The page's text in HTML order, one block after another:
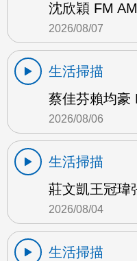
沈欣穎 FM AM
2026/08/07
生活掃描
蔡佳芬賴均豪
2026/08/06
生活掃描
莊文凱王冠
2026/08/04
生活掃描